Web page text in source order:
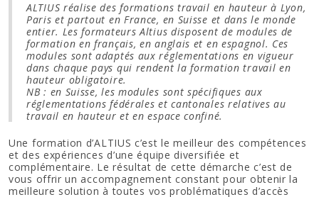
ALTIUS réalise des formations travail en hauteur à Lyon,
Paris et partout en France, en Suisse et dans le monde
entier. Les formateurs Altius disposent de modules de
formation en français, en anglais et en espagnol. Ces
modules sont adaptés aux réglementations en vigueur
dans chaque pays qui rendent la formation travail en
hauteur obligatoire.
NB : en Suisse, les modules sont spécifiques aux
réglementations fédérales et cantonales relatives au
travail en hauteur et en espace confiné.
Une formation d’ALTIUS c’est le meilleur des compétences
et des expériences d’une équipe diversifiée et
complémentaire. Le résultat de cette démarche c’est de
vous offrir un accompagnement constant pour obtenir la
meilleure solution à toutes vos problématiques d’accès